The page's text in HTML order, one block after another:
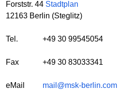
Forststr. 44 Stadtplan
12163 Berlin (Steglitz)
Tel. +49 30 99545054
Fax +49 30 83033341
eMail mail@msk-berlin.com